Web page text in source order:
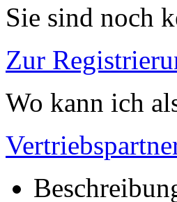
Sie sind noch
Zur
Wo kann ich